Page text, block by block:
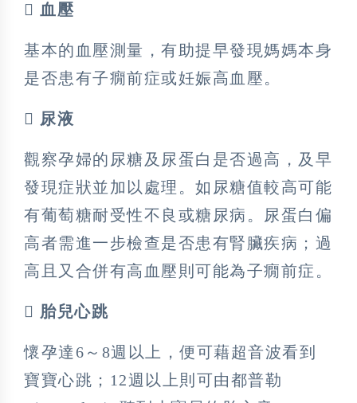
 血壓
基本的血壓測量，有助提早發現媽媽本身
是否患有子癇前症或妊娠高血壓。
 尿液
觀察孕婦的尿糖及尿蛋白是否過高，及早
發現症狀並加以處理。如尿糖值較高可能
有葡萄糖耐受性不良或糖尿病。尿蛋白偏
高者需進一步檢查是否患有腎臟疾病；過
高且又合併有高血壓則可能為子癇前症。
 胎兒心跳
懷孕達6～8週以上，便可藉超音波看到
寶寶心跳；12週以上則可由都普勒